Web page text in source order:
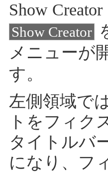
Show
Show Creator
メニューが
す。
左側領域で
トをフィク
タイトルバ
になり、フ